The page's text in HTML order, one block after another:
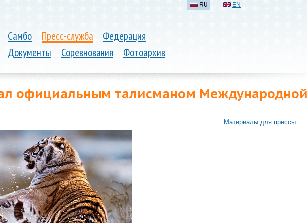
Самбо Пресс-служба
Федерация
Документы
Соревнования Фотоархив
RU EN
официальным талисманом Международной
Материалы для прессы